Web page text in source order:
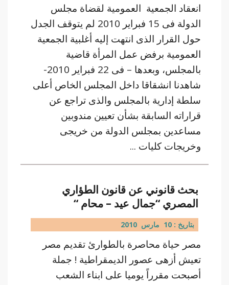
انعقاد الجمعية العمومية لقضاة مجلس
الدولة فى 15 فبراير 2010 لم يتوقف الجدل
حول القرار الذى انتهت إليه أغلبية الجمعية
العمومية برفض عمل المرأة قاضية
بالمجلس، وبعدها – فى 22 فبراير 2010-
شاهدنا انشقاقا داخل المجلس الخاص أعلى
سلطة إدارية بالمجلس والذى تراجع عن
قراراته السابقة بشأن تعيين مندوبين
مساعدين بمجلس الدولة من خريجى
وخريجات كليات ...
بحث قانوني عن قانون الطؤاري
المصري “جمال عيد – محام “
بتاريخ : 10 مارس 2010
مصر حياة محاصرة بالطوارئ تقديم مصر
تعيش أزهى عصور الديمقراطية ! جملة
أصبحت مقرراً يوميا على ابناء الشعب